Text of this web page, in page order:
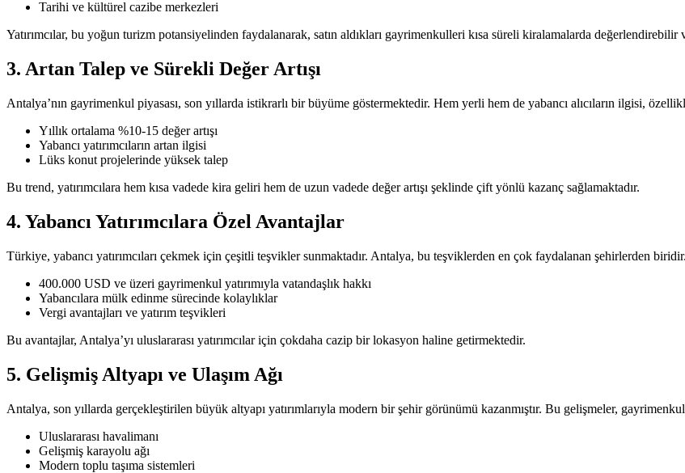
Tarihi ve kültürel cazibe merkezleri
Yatırımcılar, bu yoğun turizm potansiyelinden faydalanarak, satın aldıkları gayrimenkulleri kısa süreli kiralamalarda
3. Artan Talep ve Sürekli Değer Artışı
Antalya’nın gayrimenkul piyasası, son yıllarda istikrarlı bir büyüme göstermektedir. Hem yerli hem de yabancı alıcıların ilgisi,
Yıllık ortalama %10-15 değer artışı
Yabancı yatırımcıların artan ilgisi
Lüks konut projelerinde yüksek talep
Bu trend, yatırımcılara hem kısa vadede kira geliri hem de uzun vadede değer artışı şeklinde çift yönlü kazanç sağlamaktadır.
4. Yabancı Yatırımcılara Özel Avantajlar
Türkiye, yabancı yatırımcıları çekmek için çeşitli teşvikler sunmaktadır. Antalya, bu teşviklerden en çok faydalanan şehirlerden biridir.
400.000 USD ve üzeri gayrimenkul yatırımıyla vatandaşlık hakkı
Yabancılara mülk edinme sürecinde kolaylıklar
Vergi avantajları ve yatırım teşvikleri
Bu avantajlar, Antalya’yı uluslararası yatırımcılar için çokdaha cazip bir lokasyon haline getirmektedir.
5. Gelişmiş Altyapı ve Ulaşım Ağı
Antalya, son yıllarda gerçekleştirilen büyük altyapı yatırımlarıyla modern bir şehir görünümü kazanmıştır. Bu gelişmeler,
Uluslararası havalimanı
Gelişmiş karayolu ağı
Modern toplu taşıma sistemleri